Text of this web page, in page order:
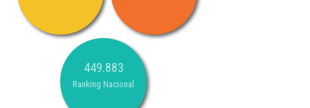
449.883
Ranking Nacional